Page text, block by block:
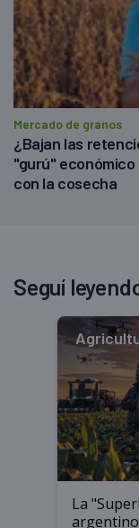
Mercado de granos
¿Bajan las
"gurú"
con la cosecha
Seguí
La